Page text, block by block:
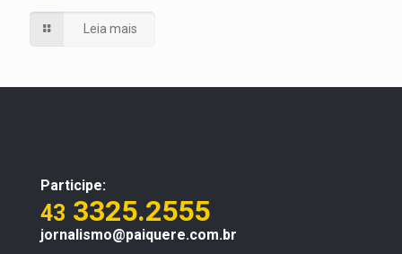
Leia mais
Participe:
43 3325.2555
jornalismo@paiquere.com.br